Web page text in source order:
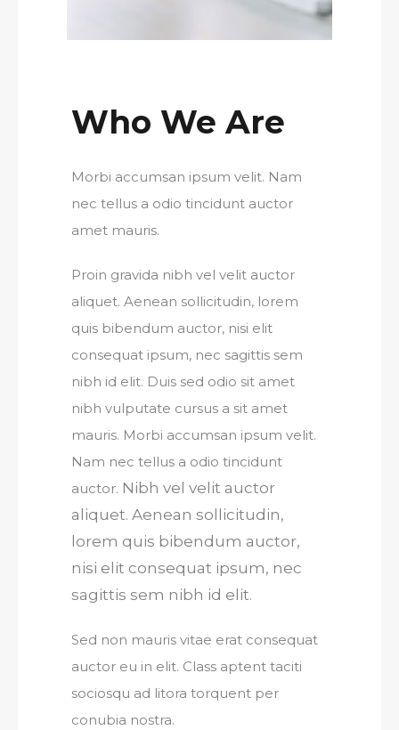
Who We Are
Morbi accumsan ipsum velit. Nam
nec tellus a odio tincidunt auctor
amet mauris.
Proin gravida nibh vel velit auctor
aliquet. Aenean sollicitudin, lorem
quis bibendum auctor, nisi elit
consequat ipsum, nec sagittis sem
nibh id elit. Duis sed odio sit amet
nibh vulputate cursus a sit amet
mauris. Morbi accumsan ipsum velit.
Nam nec tellus a odio tincidunt
auctor. Nibh vel velit auctor
aliquet. Aenean sollicitudin,
lorem quis bibendum auctor,
nisi elit consequat ipsum, nec
sagittis sem nibh id elit.
Sed non mauris vitae erat consequat
auctor eu in elit. Class aptent taciti
sociosqu ad litora torquent per
conubia nostra.